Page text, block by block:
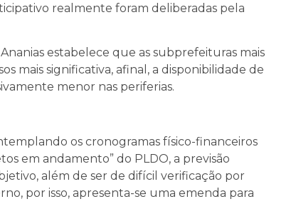
realmente foram deliberadas pela
estabelece que as subprefeituras mais
mais significativa, afinal, a disponibilidade de
menor nas periferias.
os cronogramas físico-financeiros
em andamento” do PLDO, a previsão
além de ser de difícil verificação por
por isso, apresenta-se uma emenda para